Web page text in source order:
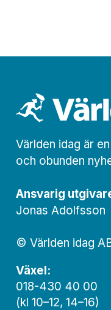
Världen idag är
och obunden
Ansvarig
Jonas Adolfsson
© Världen idag
Växel:
018-430 40 00
(kl 10–12, 14–16)